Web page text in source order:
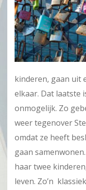
kinderen, gaan uit
elkaar. Dat laatste
onmogelijk. Zo
weer tegenover
omdat ze heeft
gaan
haar twee
leven. Zo’n